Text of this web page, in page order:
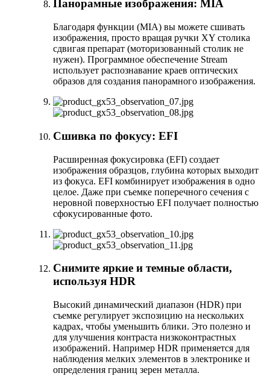
Панорамные изображения: MIA
Благодаря функции (MIA) вы можете сшивать
изображения, просто вращая ручки XY столика
сдвигая препарат (моторизованный столик не
нужен). Программное обеспечение Stream
использует распознавание краев оптических
образов для создания панорамного изображения.
Сшивка по фокусу: EFI
Расширенная фокусировка (EFI) создает
изображения образцов, глубина которых выходит
из фокуса. EFI комбинирует изображения в одно
целое. Даже при съемке поперечного сечения с
неровной поверхностью EFI получает полностью
сфокусированные фото.
Снимите яркие и темные области,
используя HDR
Высокий динамический диапазон (HDR) при
съемке регулирует экспозицию на нескольких
кадрах, чтобы уменьшить блики. Это полезно и
для улучшения контраста низкоконтрастных
изображений. Например HDR применяется для
наблюдения мелких элементов в электронике и
определения границ зерен металла.